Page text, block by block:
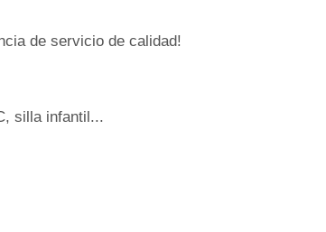
de servicio de calidad!
silla infantil...